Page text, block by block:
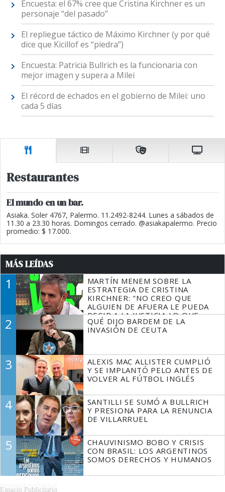
Encuesta: el 67% cree que Cristina Kirchner es un
personaje “del pasado”
El repliegue táctico de Máximo Kirchner (y por qué
dice que Kicillof es “piedra”)
Encuesta: Patricia Bullrich es la funcionaria con
mejor imagen y supera a Milei
El récord de echados en el gobierno de Milei: uno
cada 5 días
Restaurantes
El mundo en un bar.
Asiaka. Soler 4767, Palermo. 11.2492-8244. Lunes a sábados de
11.30 a 23.30 horas. Domingos cerrado. @asiakapalermo. Precio
promedio: $ 17.000.
MÁS LEÍDAS
1
MARTÍN MENEM SOBRE LA
ESTRATEGIA DE CRISTINA
KIRCHNER: "NO CREO QUE
ALGUIEN DE AFUERA LE PUEDA
DECIR A LA JUSTICIA LO QUE
TIENE QUE HACER"
2
QUÉ DIJO BARDEM DE LA
INVASIÓN DE CEUTA
3
ALEXIS MAC ALLISTER CUMPLIÓ
Y SE IMPLANTÓ PELO ANTES DE
VOLVER AL FÚTBOL INGLÉS
4
SANTILLI SE SUMÓ A BULLRICH
Y PRESIONA PARA LA RENUNCIA
DE VILLARRUEL
5
CHAUVINISMO BOBO Y CRISIS
CON BRASIL: LOS ARGENTINOS
SOMOS DERECHOS Y HUMANOS
Espacio Publicitario